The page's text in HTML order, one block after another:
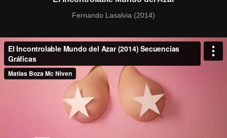
Fernando Lasalvia (2014)